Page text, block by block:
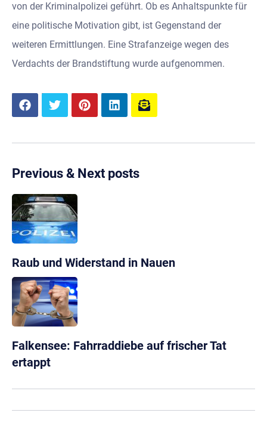
von der Kriminalpolizei geführt. Ob es Anhaltspunkte für
eine politische Motivation gibt, ist Gegenstand der
weiteren Ermittlungen. Eine Strafanzeige wegen des
Verdachts der Brandstiftung wurde aufgenommen.
Previous & Next posts
Raub und Widerstand in Nauen
Falkensee: Fahrraddiebe auf frischer Tat
ertappt